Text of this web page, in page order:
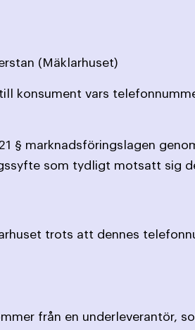
(Mäklarhuset)
konsument vars
§ marknadsföringslagen
som tydligt motsatt sig
trots att dennes
från en underleverantör,